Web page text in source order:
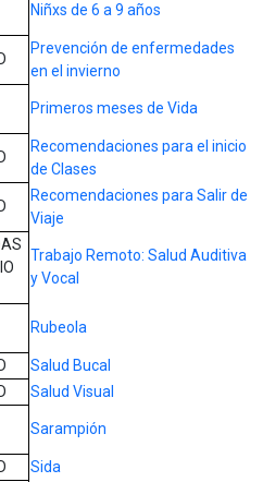
Niñxs de 6 a 9 años
Prevención de enfermedades
en el invierno
Primeros meses de Vida
Recomendaciones para el inicio
de Clases
Recomendaciones para Salir de
Viaje
Trabajo Remoto: Salud Auditiva
y Vocal
Rubeola
Salud Bucal
Salud Visual
Sarampión
Sida